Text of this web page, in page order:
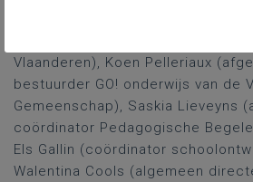
Vlaanderen), Koen Pelleriaux
bestuurder GO! onderwijs van de
Gemeenschap), Saskia Lieveyns
coördinator Pedagogische
Els Gallin (coördinator
Walentina Cools (algemeen